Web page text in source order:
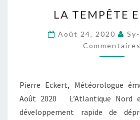
ELLEN
LA TEMPÊTE
Août 24, 2020
Commentaires
Pierre Eckert, Météorologue
Août 2020 L’Atlantique Nord
développement rapide de